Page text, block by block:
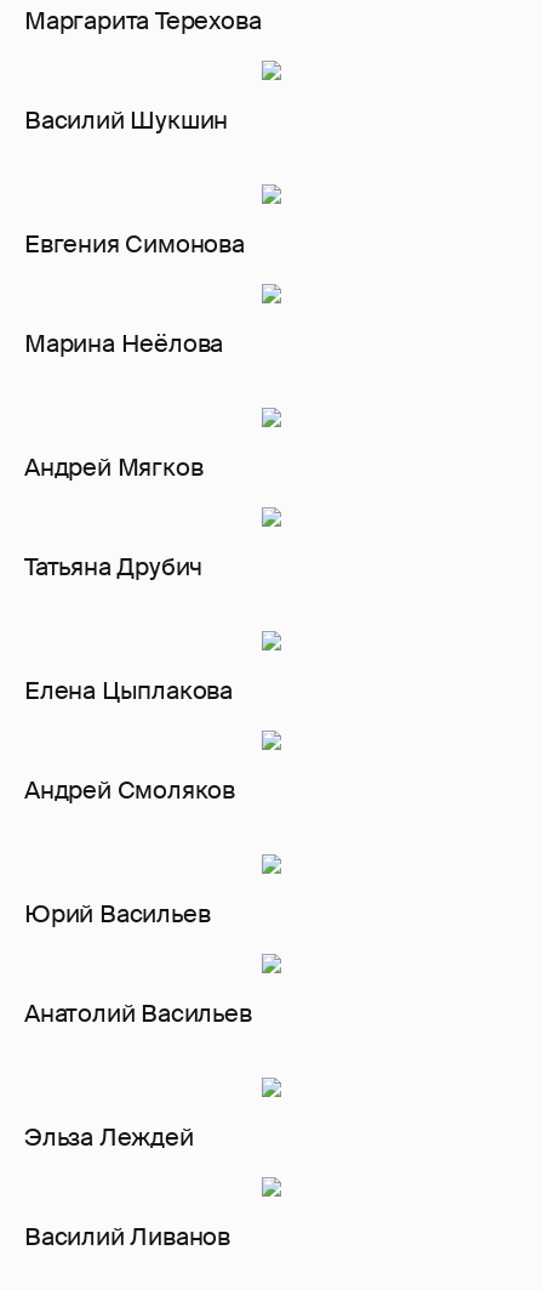
Маргарита Терехова
Василий Шукшин
Евгения Симонова
Марина Неёлова
Андрей Мягков
Татьяна Друбич
Елена Цыплакова
Андрей Смоляков
Юрий Васильев
Анатолий Васильев
Эльза Леждей
Василий Ливанов